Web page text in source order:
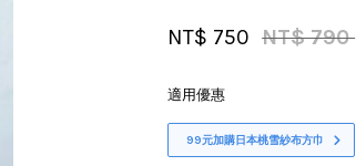
NT$ 750 NT$ 790
適用優惠
99元加購日本桃雪紗布方巾